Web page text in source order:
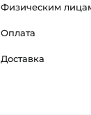
Физическим
Оплата
Доставка